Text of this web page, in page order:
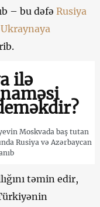
– bu dəfə Rusiya
Ukraynaya
ilə
Moskvada baş tutan
Rusiya və Azərbaycan
təmin edir,